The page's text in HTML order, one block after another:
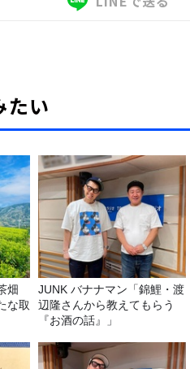
たい
畑
な取
JUNK バナナマン「錦鯉・渡
辺隆さんから教えてもらう
『お酒の話』」